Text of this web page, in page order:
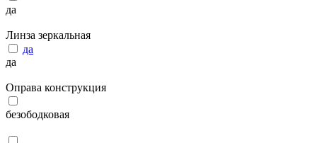
да
Линза зеркальная
да
да
Оправа конструкция
безободковая